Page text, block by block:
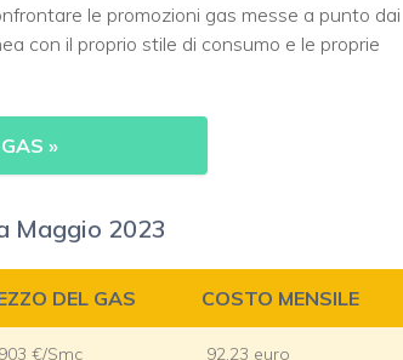
le promozioni gas messe a punto dai
con il proprio stile di consumo e le proprie
»
Maggio 2023
DEL GAS COSTO MENSILE
€/Smc 92,23 euro